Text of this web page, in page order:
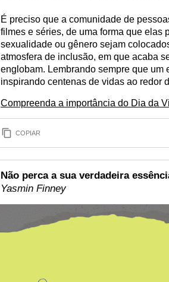
É preciso que a comunidade de
filmes e séries, de uma forma que elas
sexualidade ou gênero sejam
atmosfera de inclusão, em que acaba
englobam. Lembrando sempre que
inspirando centenas de vidas ao redor
Compreenda a importância do Dia da
COPIAR
Não perca a sua verdadeira
Yasmin Finney